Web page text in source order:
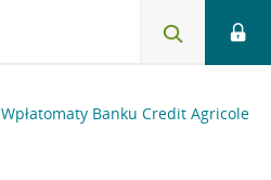
Wpłatomaty Banku Credit Agricole